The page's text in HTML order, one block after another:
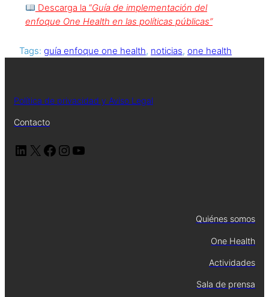
Descarga la “Guía de implementación del
enfoque One Health en las políticas públicas”
Tags: guía enfoque one health, noticias, one health
Política de privacidad y Aviso Legal
Contacto
Quiénes somos
One Health
Actividades
Sala de prensa